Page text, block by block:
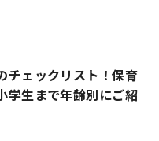
チェックリスト！保育
学生まで年齢別にご紹